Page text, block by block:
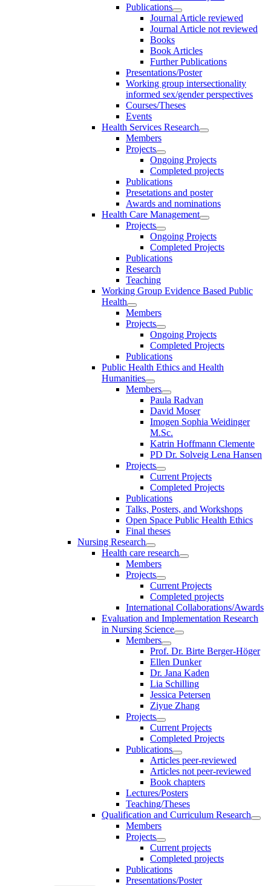
Publications
Journal Article reviewed
Journal Article not reviewed
Books
Book Articles
Further Publications
Presentations/Poster
Working group intersectionality
informed sex/gender perspectives
Courses/Theses
Events
Health Services Research
Members
Projects
Ongoing Projects
Completed projects
Publications
Presetations and poster
Awards and nominations
Health Care Management
Projects
Ongoing Projects
Completed Projects
Publications
Research
Teaching
Working Group Evidence Based Public
Health
Members
Projects
Ongoing Projects
Completed Projects
Publications
Public Health Ethics and Health
Humanities
Members
Paula Radvan
David Moser
Imogen Sophia Weidinger
M.Sc.
Katrin Hoffmann Clemente
PD Dr. Solveig Lena Hansen
Projects
Current Projects
Completed Projects
Publications
Talks, Posters, and Workshops
Open Space Public Health Ethics
Final theses
Nursing Research
Health care research
Members
Projects
Current Projects
Completed projects
International Collaborations/Awards
Evaluation and Implementation Research
in Nursing Science
Members
Prof. Dr. Birte Berger-Höger
Ellen Dunker
Dr. Jana Kaden
Lia Schilling
Jessica Petersen
Ziyue Zhang
Projects
Current Projects
Completed Projects
Publications
Articles peer-reviewed
Articles not peer-reviewed
Book chapters
Lectures/Posters
Teaching/Theses
Qualification and Curriculum Research
Members
Projects
Current projects
Completed projects
Publications
Presentations/Poster